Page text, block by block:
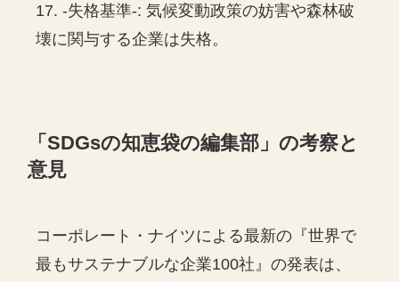
17. -失格基準-: 気候変動政策の妨害や森林破
壊に関与する企業は失格。
「SDGsの知恵袋の編集部」の考察と
意見
コーポレート・ナイツによる最新の『世界で
最もサステナブルな企業100社』の発表は、